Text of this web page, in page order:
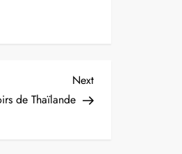
Next
Post
Next
de Thaïlande